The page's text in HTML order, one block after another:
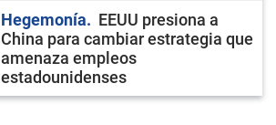
Hegemonía
EEUU presiona a
China para cambiar estrategia que
amenaza empleos
estadounidenses